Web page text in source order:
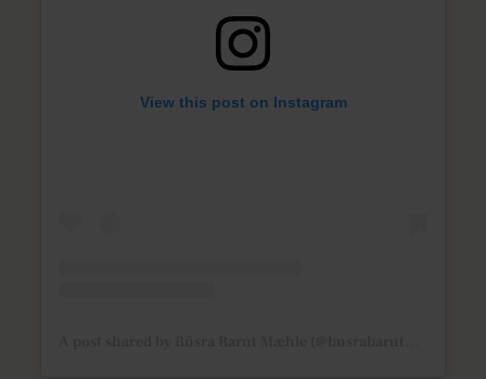
View this post on Instagram